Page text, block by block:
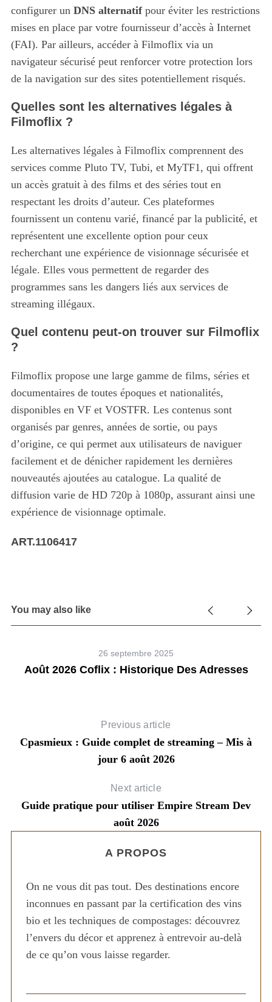
configurer un DNS alternatifpour éviter les restrictions
mises en place par votre fournisseur d’accès à Internet
(FAI). Par ailleurs, accéder à Filmoflix via un
navigateur sécurisé peut renforcer votre protection lors
de la navigation sur des sites potentiellement risqués.
Quelles sont les alternatives légales à
Filmoflix ?
Les alternatives légales à Filmoflix comprennent des
services comme Pluto TV, Tubi, et MyTF1, qui offrent
un accès gratuit à des films et des séries tout en
respectant les droits d’auteur. Ces plateformes
fournissent un contenu varié, financé par la publicité, et
représentent une excellente option pour ceux
recherchant une expérience de visionnage sécurisée et
légale. Elles vous permettent de regarder des
programmes sans les dangers liés aux services de
streaming illégaux.
Quel contenu peut-on trouver sur Filmoflix
?
Filmoflix propose une large gamme de films, séries et
documentaires de toutes époques et nationalités,
disponibles en VF et VOSTFR. Les contenus sont
organisés par genres, années de sortie, ou pays
d’origine, ce qui permet aux utilisateurs de naviguer
facilement et de dénicher rapidement les dernières
nouveautés ajoutées au catalogue. La qualité de
diffusion varie de HD 720p à 1080p, assurant ainsi une
expérience de visionnage optimale.
ART.1106417
You may also like
26 septembre 2025
Août 2026 Coflix : Historique Des Adresses
Previous article
Cpasmieux : Guide complet de streaming – Mis à
jour 6 août 2026
Next article
Guide pratique pour utiliser Empire Stream Dev
août 2026
A PROPOS
On ne vous dit pas tout. Des destinations encore
inconnues en passant par la certification des vins
bio et les techniques de compostages: découvrez
l’envers du décor et apprenez à entrevoir au-delà
de ce qu’on vous laisse regarder.